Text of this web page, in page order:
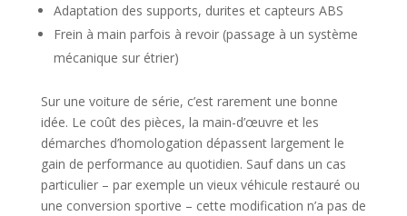
Adaptation des supports, durites et capteurs ABS
Frein à main parfois à revoir (passage à un système
mécanique sur étrier)
Sur une voiture de série, c’est rarement une bonne
idée. Le coût des pièces, la main-d’œuvre et les
démarches d’homologation dépassent largement le
gain de performance au quotidien. Sauf dans un cas
particulier – par exemple un vieux véhicule restauré ou
une conversion sportive – cette modification n’a pas de